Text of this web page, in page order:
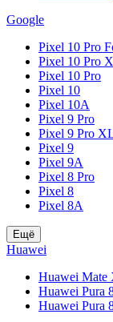
Google
Pixel 10 Pro
Pixel 10 Pro
Pixel 10 Pro
Pixel 10
Pixel 10A
Pixel 9 Pro
Pixel 9 Pro
Pixel 9
Pixel 9A
Pixel 8 Pro
Pixel 8
Pixel 8A
Ещё
Huawei
Huawei Mate
Huawei Pura
Huawei Pura